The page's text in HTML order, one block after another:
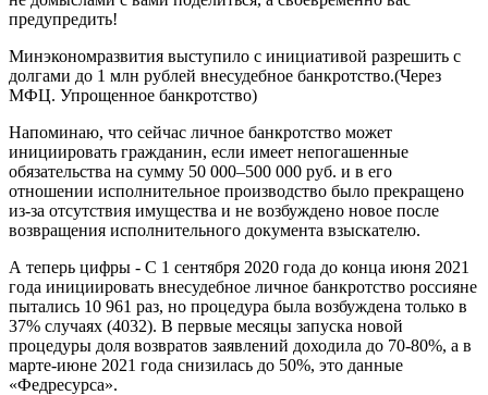
предупредить!
Минэкономразвития выступило с инициативой разрешить с
долгами до 1 млн рублей внесудебное банкротство.(Через
МФЦ. Упрощенное банкротство)
Напоминаю, что сейчас личное банкротство может
инициировать гражданин, если имеет непогашенные
обязательства на сумму 50 000–500 000 руб. и в его
отношении исполнительное производство было прекращено
из-за отсутствия имущества и не возбуждено новое после
возвращения исполнительного документа взыскателю.
А теперь цифры - С 1 сентября 2020 года до конца июня 2021
года инициировать внесудебное личное банкротство россияне
пытались 10 961 раз, но процедура была возбуждена только в
37% случаях (4032). В первые месяцы запуска новой
процедуры доля возвратов заявлений доходила до 70-80%, а в
марте-июне 2021 года снизилась до 50%, это данные
«Федресурса».